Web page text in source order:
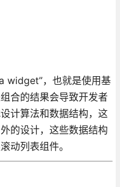
widget”，也就是使用基
合的结果会导致开发者
计算法和数据结构，这
的设计，这些数据结构
动列表组件。